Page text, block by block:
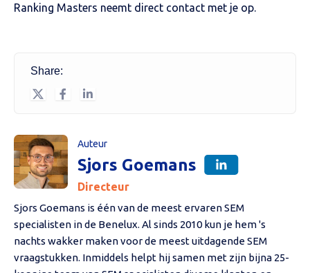
Ranking Masters neemt direct contact met je op.
Share:
Auteur
Sjors Goemans
Directeur
Sjors Goemans is één van de meest ervaren SEM
specialisten in de Benelux. Al sinds 2010 kun je hem 's
nachts wakker maken voor de meest uitdagende SEM
vraagstukken. Inmiddels helpt hij samen met zijn bijna 25-